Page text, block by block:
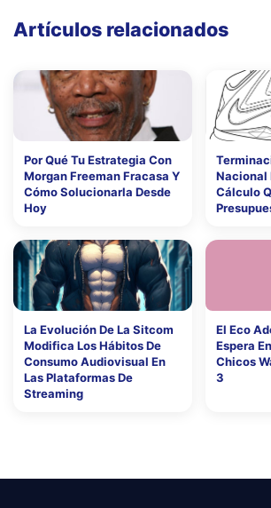
Artículos relacionados
Por Qué Tu Estrategia Con
Morgan Freeman Fracasa Y
Cómo Solucionarla Desde
Hoy
Nacional
Cálculo
La Evolución De La Sitcom
Modifica Los Hábitos De
Consumo Audiovisual En
Las Plataformas De
Streaming
El Eco
Espera
Chicos
3